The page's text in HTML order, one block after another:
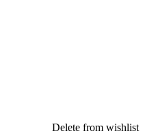
Delete from wishlist